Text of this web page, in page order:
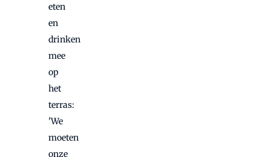
eten
en
drinken
mee
op
het
terras:
'We
moeten
onze